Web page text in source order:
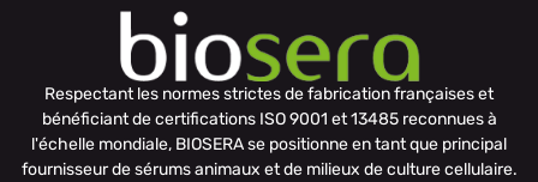
Respectant les normes strictes de fabrication françaises et
bénéficiant de certifications ISO 9001 et 13485 reconnues à
l'échelle mondiale, BIOSERA se positionne en tant que principal
fournisseur de sérums animaux et de milieux de culture cellulaire.